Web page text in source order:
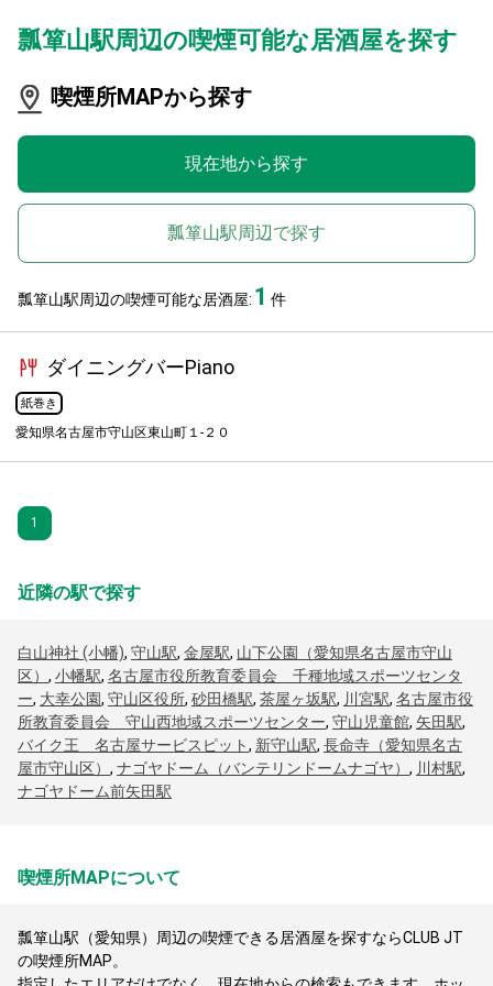
瓢箪山駅周辺の喫煙可能な居酒屋を探す
喫煙所MAPから探す
現在地から探す
瓢箪山駅周辺で探す
瓢箪山駅周辺の喫煙可能な居酒屋: 1 件
ダイニングバーPiano
紙巻き
愛知県名古屋市守山区東山町１-２０
1
近隣の駅で探す
白山神社 (小幡), 守山駅, 金屋駅, 山下公園（愛知県名古屋市守山
区） , 小幡駅, 名古屋市役所教育委員会 千種地域スポーツセンタ
ー, 大幸公園, 守山区役所, 砂田橋駅, 茶屋ヶ坂駅, 川宮駅, 名古屋市役
所教育委員会 守山西地域スポーツセンター, 守山児童館, 矢田駅,
バイク王 名古屋サービスピット, 新守山駅, 長命寺（愛知県名古
屋市守山区） , ナゴヤドーム（バンテリンドームナゴヤ） , 川村駅,
ナゴヤドーム前矢田駅
喫煙所MAPについて
瓢箪山駅（愛知県）周辺の喫煙できる居酒屋を探すならCLUB JT
の喫煙所MAP。